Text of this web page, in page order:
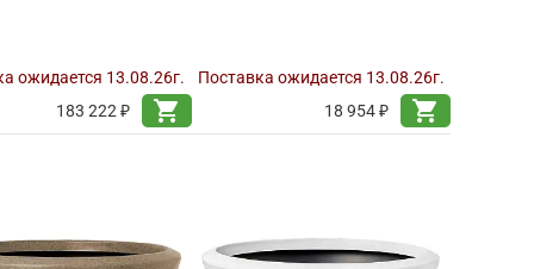
ожидается 13.08.26г.
183 222 ₽
shopping_cart
Поставка ожидается 13.08.26г.
18 954 ₽
shopping_cart